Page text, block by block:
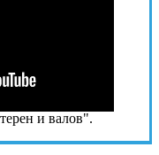
и валов".